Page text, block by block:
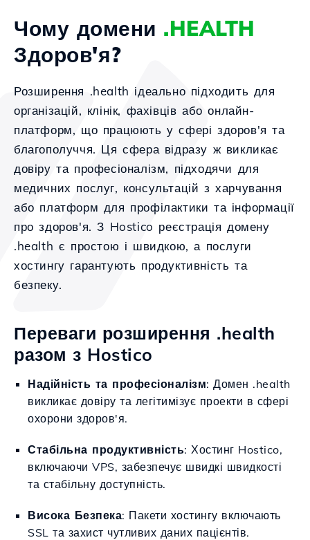
Чому домени .HEALTH
Здоров'я?
Розширення .health ідеально підходить для
організацій, клінік, фахівців або онлайн-
платформ, що працюють у сфері здоров'я та
благополуччя. Ця сфера відразу ж викликає
довіру та професіоналізм, підходячи для
медичних послуг, консультацій з харчування
або платформ для профілактики та інформації
про здоров'я. З Hostico реєстрація домену
.health є простою і швидкою, а послуги
хостингу гарантують продуктивність та
безпеку.
Переваги розширення .health
разом з Hostico
Надійність та професіоналізм: Домен .health
викликає довіру та легітимізує проекти в сфері
охорони здоров'я.
Стабільна продуктивність: Хостинг Hostico,
включаючи VPS, забезпечує швидкі швидкості
та стабільну доступність.
Висока Безпека: Пакети хостингу включають
SSL та захист чутливих даних пацієнтів.